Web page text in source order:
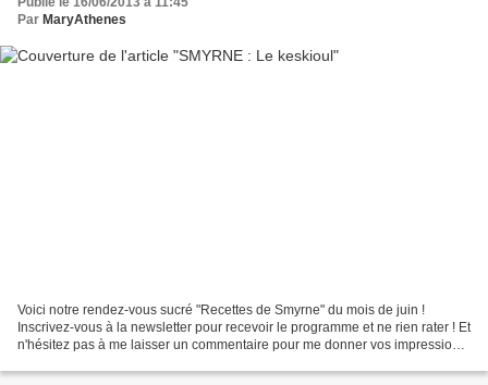
Par MaryAthenes
Voici notre rendez-vous sucré "Recettes de Smyrne" du mois de juin !
Inscrivez-vous à la newsletter pour recevoir le programme et ne rien rater ! Et
n'hésitez pas à me laisser un commentaire pour me donner vos impressions